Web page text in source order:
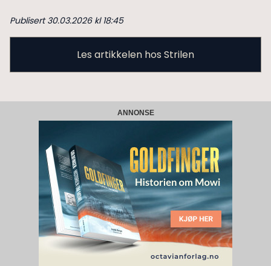
Publisert 30.03.2026 kl 18:45
Les artikkelen hos Strilen
ANNONSE